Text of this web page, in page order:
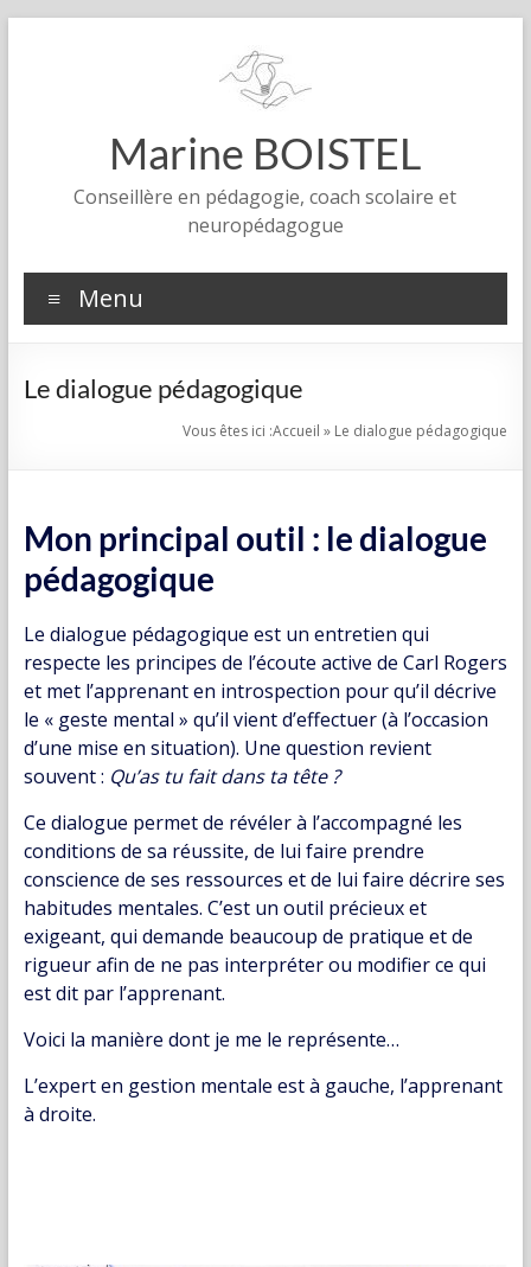
Marine BOISTEL
Conseillère en pédagogie, coach scolaire et
neuropédagogue
Menu
Le dialogue pédagogique
Vous êtes ici :Accueil » Le dialogue pédagogique
Mon principal outil : le dialogue
pédagogique
Le dialogue pédagogique est un entretien qui
respecte les principes de l’écoute active de Carl Rogers
et met l’apprenant en introspection pour qu’il décrive
le « geste mental » qu’il vient d’effectuer (à l’occasion
d’une mise en situation). Une question revient
souvent : Qu’as tu fait dans ta tête ?
Ce dialogue permet de révéler à l’accompagné les
conditions de sa réussite, de lui faire prendre
conscience de ses ressources et de lui faire décrire ses
habitudes mentales. C’est un outil précieux et
exigeant, qui demande beaucoup de pratique et de
rigueur afin de ne pas interpréter ou modifier ce qui
est dit par l’apprenant.
Voici la manière dont je me le représente…
L’expert en gestion mentale est à gauche, l’apprenant
à droite.